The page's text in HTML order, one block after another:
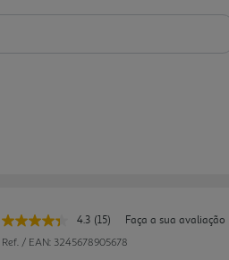
4.3 Leu
15
(15)
Faça a sua avaliação
Ref. / EAN: 3245678905678